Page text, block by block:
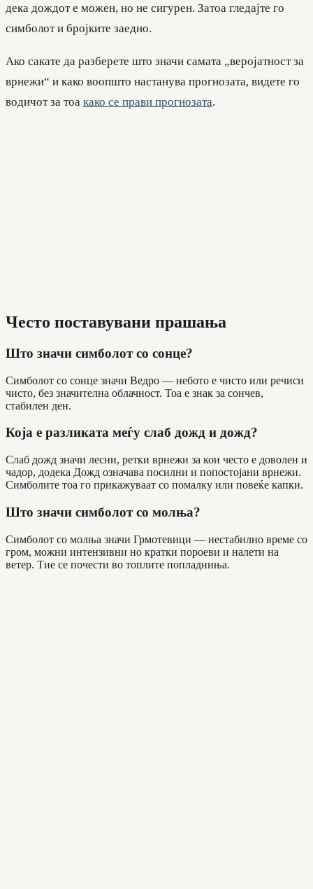
дека дождот е можен, но не сигурен. Затоа гледајте го
симболот и бројките заедно.
Ако сакате да разберете што значи самата „веројатност за
врнежи“ и како воопшто настанува прогнозата, видете го
водичот за тоа како се прави прогнозата.
Често поставувани прашања
Што значи симболот со сонце?
Симболот со сонце значи Ведро — небото е чисто или речиси
чисто, без значителна облачност. Тоа е знак за сончев,
стабилен ден.
Која е разликата меѓу слаб дожд и дожд?
Слаб дожд значи лесни, ретки врнежи за кои често е доволен и
чадор, додека Дожд означава посилни и попостојани врнежи.
Симболите тоа го прикажуваат со помалку или повеќе капки.
Што значи симболот со молња?
Симболот со молња значи Грмотевици — нестабилно време со
гром, можни интензивни но кратки пороеви и налети на
ветер. Тие се почести во топлите попладниња.